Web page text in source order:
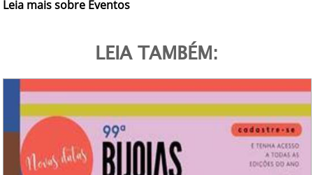
Leia mais sobre Eventos
LEIA TAMBÉM: